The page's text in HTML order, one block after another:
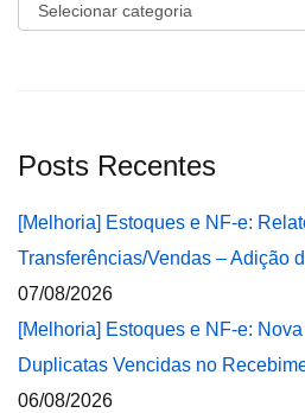
Categorias
Posts Recentes
[Melhoria] Estoques e NF-e:
Transferências/Vendas – Adição
07/08/2026
[Melhoria] Estoques e NF-e:
Duplicatas Vencidas no
06/08/2026